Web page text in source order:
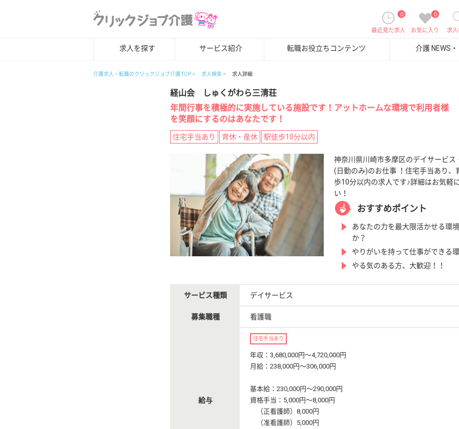
求
0
お気に入り
0
最近見た求人
求人を探す サービス紹介 転職お役立ちコンテンツ 介護 NEWS
介護求人・転職のクリックジョブ介護 TOP 求人検索 求人詳細
経山会 しゅくがわら三清荘
年間行事を積極的に実施している施設です！アットホームな環境で利用者様
を笑顔にするのはあなたです！
住宅手当あり 育休・産休 駅徒歩10分以内
神奈川県川崎市多摩区のデイサービス
(日勤のみ)のお仕事 ！住宅手当あり、
歩10分以内の求人です♪詳細はお気軽
い！
おすすめポイント
あなたの力を最大限活かせる環
か？
やりがいを持って仕事ができる
やる気のある方、大歓迎！！
サービス種類 デイサービス
募集職種 看護職
給与
住宅手当あり
年収：3,680,000円〜4,720,000円
月給：238,000円〜306,000円
基本給：230,000円〜290,000円
資格手当：5,000円〜8,000円
（正看護師）8,000円
（准看護師）5,000円